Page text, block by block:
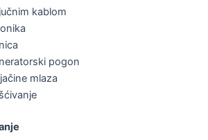
kablom
pogon
mlaza